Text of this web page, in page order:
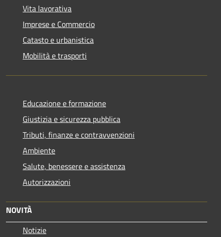
Vita lavorativa
Imprese e Commercio
Catasto e urbanistica
Mobilità e trasporti
Educazione e formazione
Giustizia e sicurezza pubblica
Tributi, finanze e contravvenzioni
Ambiente
Salute, benessere e assistenza
Autorizzazioni
NOVITÀ
Notizie